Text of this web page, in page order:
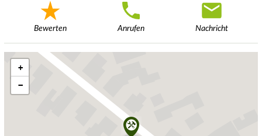
Bewerten Anrufen Nachricht
+
−